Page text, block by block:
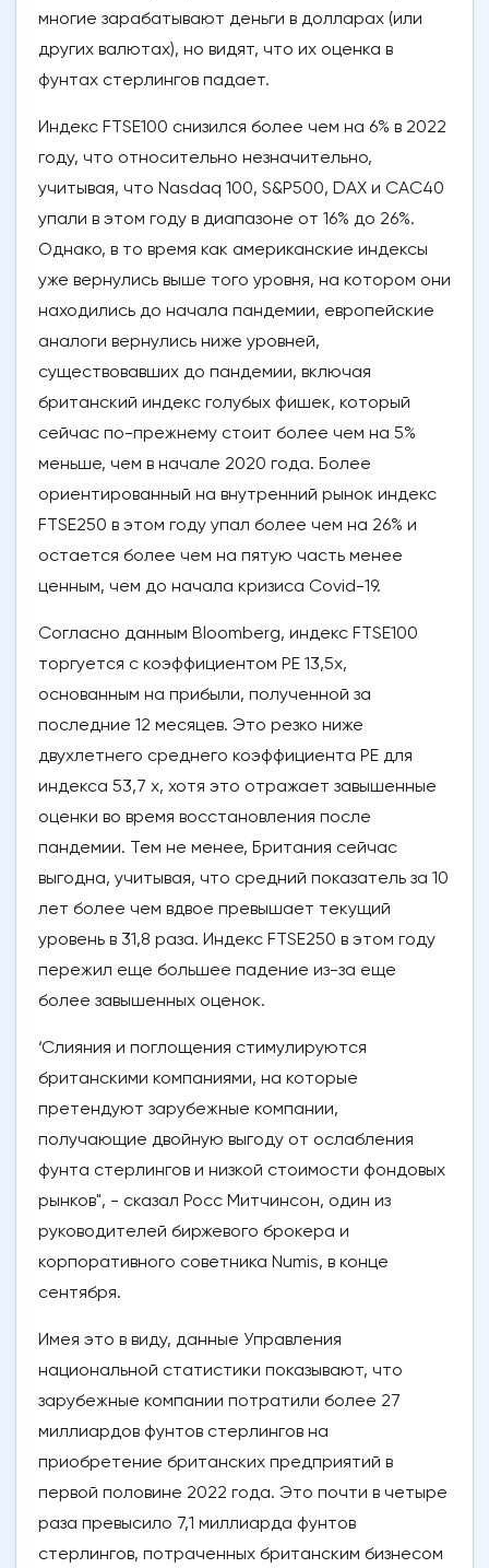
многие зарабатывают деньги в долларах (или
других валютах), но видят, что их оценка в
фунтах стерлингов падает.
Индекс FTSE100 снизился более чем на 6% в 2022
году, что относительно незначительно,
учитывая, что Nasdaq 100, S&P500, DAX и CAC40
упали в этом году в диапазоне от 16% до 26%.
Однако, в то время как американские индексы
уже вернулись выше того уровня, на котором они
находились до начала пандемии, европейские
аналоги вернулись ниже уровней,
существовавших до пандемии, включая
британский индекс голубых фишек, который
сейчас по-прежнему стоит более чем на 5%
меньше, чем в начале 2020 года. Более
ориентированный на внутренний рынок индекс
FTSE250 в этом году упал более чем на 26% и
остается более чем на пятую часть менее
ценным, чем до начала кризиса Covid-19.
Согласно данным Bloomberg, индекс FTSE100
торгуется с коэффициентом PE 13,5x,
основанным на прибыли, полученной за
последние 12 месяцев. Это резко ниже
двухлетнего среднего коэффициента PE для
индекса 53,7 x, хотя это отражает завышенные
оценки во время восстановления после
пандемии. Тем не менее, Британия сейчас
выгодна, учитывая, что средний показатель за 10
лет более чем вдвое превышает текущий
уровень в 31,8 раза. Индекс FTSE250 в этом году
пережил еще большее падение из-за еще
более завышенных оценок.
‘Слияния и поглощения стимулируются
британскими компаниями, на которые
претендуют зарубежные компании,
получающие двойную выгоду от ослабления
фунта стерлингов и низкой стоимости фондовых
рынков", - сказал Росс Митчинсон, один из
руководителей биржевого брокера и
корпоративного советника Numis, в конце
сентября.
Имея это в виду, данные Управления
национальной статистики показывают, что
зарубежные компании потратили более 27
миллиардов фунтов стерлингов на
приобретение британских предприятий в
первой половине 2022 года. Это почти в четыре
раза превысило 7,1 миллиарда фунтов
стерлингов, потраченных британским бизнесом